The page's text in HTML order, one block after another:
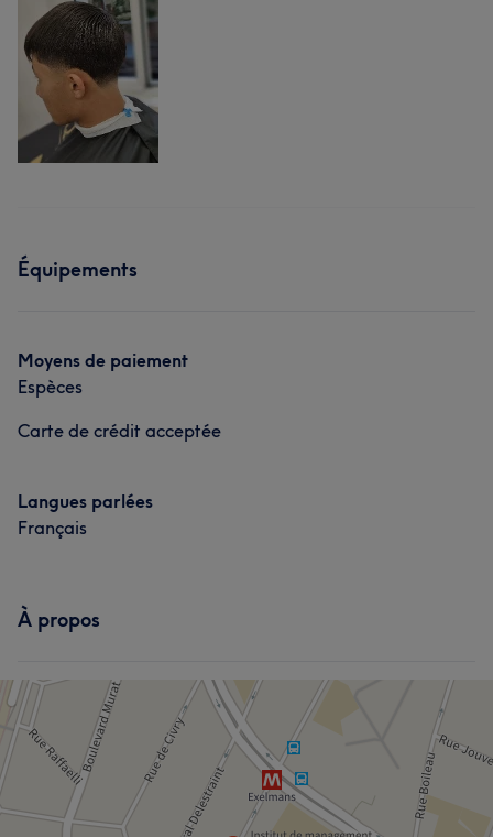
Équipements
Moyens de paiement
Espèces
Carte de crédit acceptée
Langues parlées
Français
À propos